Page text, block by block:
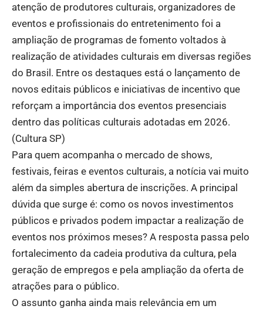
atenção de produtores culturais, organizadores de
eventos e profissionais do entretenimento foi a
ampliação de programas de fomento voltados à
realização de atividades culturais em diversas regiões
do Brasil. Entre os destaques está o lançamento de
novos editais públicos e iniciativas de incentivo que
reforçam a importância dos eventos presenciais
dentro das políticas culturais adotadas em 2026.
(Cultura SP)
Para quem acompanha o mercado de shows,
festivais, feiras e eventos culturais, a notícia vai muito
além da simples abertura de inscrições. A principal
dúvida que surge é: como os novos investimentos
públicos e privados podem impactar a realização de
eventos nos próximos meses? A resposta passa pelo
fortalecimento da cadeia produtiva da cultura, pela
geração de empregos e pela ampliação da oferta de
atrações para o público.
O assunto ganha ainda mais relevância em um